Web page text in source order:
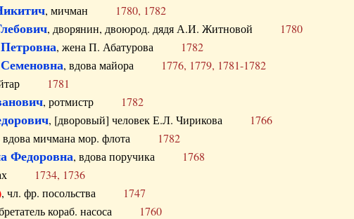
, мичман 1780, 1782
, дворянин, двоюрод. дядя А.И. Житновой 1780
, жена П. Абатурова 1782
, вдова майора 1776, 1779, 1781-1782
1781
, ротмистр 1782
, [дворовый] человек Е.Л. Чирикова 1766
вдова мичмана мор. флота 1782
Федоровна, вдова поручика 1768
шах 1734, 1736
, чл. фр. посольства 1747
кораб. насоса 1760